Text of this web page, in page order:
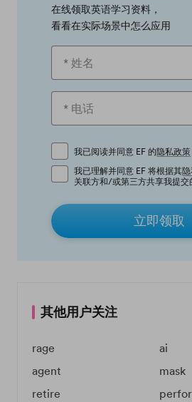
在线领取英语学习资料，
看看在实际场景中怎么应用
我已阅读并同意 EF 的隐私政策
我已理解并同意 EF 将根据其
关联方和/或第三方共享我提交
立即领取
其他用户关注
rage
ai
agent
mask
retire